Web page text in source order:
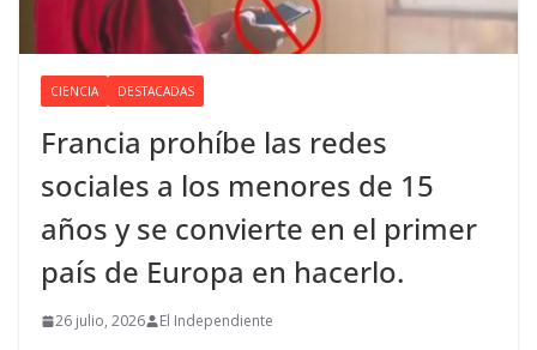
CIENCIA DESTACADAS
Francia prohíbe las redes
sociales a los menores de 15
años y se convierte en el primer
país de Europa en hacerlo.
26 julio, 2026 El Independiente